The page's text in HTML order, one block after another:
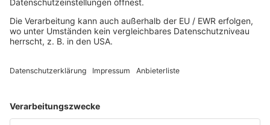
Playlist
Streams
Rocknews
Band-Alphabet
Rockfakten
Rockquiz
Videos